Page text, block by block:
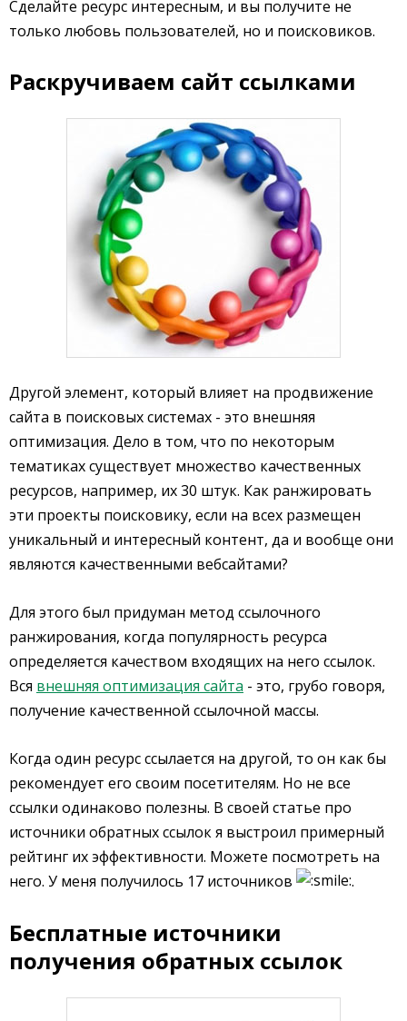
Сделайте ресурс интересным, и вы получите не
только любовь пользователей, но и поисковиков.
Раскручиваем сайт ссылками
Другой элемент, который влияет на продвижение
сайта в поисковых системах - это внешняя
оптимизация. Дело в том, что по некоторым
тематиках существует множество качественных
ресурсов, например, их 30 штук. Как ранжировать
эти проекты поисковику, если на всех размещен
уникальный и интересный контент, да и вообще они
являются качественными вебсайтами?
Для этого был придуман метод ссылочного
ранжирования, когда популярность ресурса
определяется качеством входящих на него ссылок.
Вся внешняя оптимизация сайта - это, грубо говоря,
получение качественной ссылочной массы.
Когда один ресурс ссылается на другой, то он как бы
рекомендует его своим посетителям. Но не все
ссылки одинаково полезны. В своей статье про
источники обратных ссылок я выстроил примерный
рейтинг их эффективности. Можете посмотреть на
него. У меня получилось 17 источников
.
Бесплатные источники
получения обратных ссылок